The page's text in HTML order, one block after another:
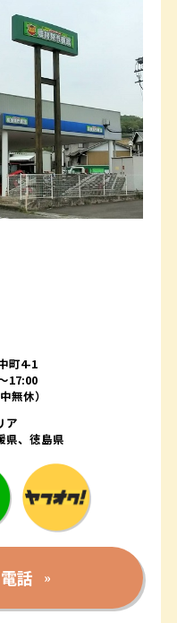
町4-1
17:00
無休）
ア
県、徳島県
話